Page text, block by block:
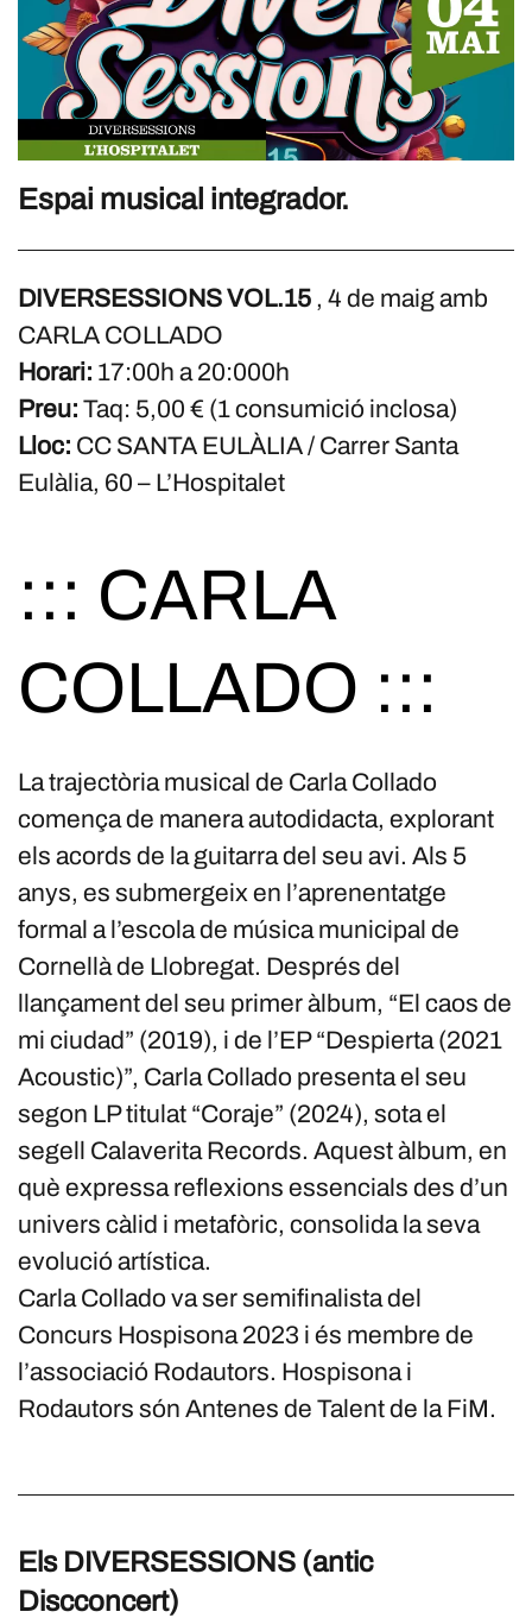
Espai musical integrador.
DIVERSESSIONS VOL.15 , 4 de maig amb
CARLA COLLADO
Horari: 17:00h a 20:000h
Preu: Taq: 5,00 € (1 consumició inclosa)
Lloc: CC SANTA EULÀLIA / Carrer Santa
Eulàlia, 60 – L’Hospitalet
::: CARLA
COLLADO :::
La trajectòria musical de Carla Collado
comença de manera autodidacta, explorant
els acords de la guitarra del seu avi. Als 5
anys, es submergeix en l’aprenentatge
formal a l’escola de música municipal de
Cornellà de Llobregat. Després del
llançament del seu primer àlbum, “El caos de
mi ciudad” (2019), i de l’EP “Despierta (2021
Acoustic)”, Carla Collado presenta el seu
segon LP titulat “Coraje” (2024), sota el
segell Calaverita Records. Aquest àlbum, en
què expressa reflexions essencials des d’un
univers càlid i metafòric, consolida la seva
evolució artística.
Carla Collado va ser semifinalista del
Concurs Hospisona 2023 i és membre de
l’associació Rodautors. Hospisona i
Rodautors són Antenes de Talent de la FiM.
Els DIVERSESSIONS (antic
Discconcert)